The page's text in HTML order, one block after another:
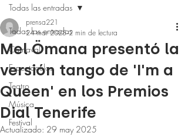
Todas las entradas
Carnaval
Espectáculos
Teatro
Música
Festival
Todas las entradas
Mel Ömana presentó la
versión tango de 'I'm a
Queen' en los Premios
Dial Tenerife
prensa221
24 mar 2025 2 min de lectura
Actualizado: 29 may 2025